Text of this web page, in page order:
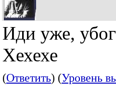
кенгуру, ни
вы поете? Чей
сманиваете
души всякими
Иди уже,
Хехехе
(Ответить) (Уровень